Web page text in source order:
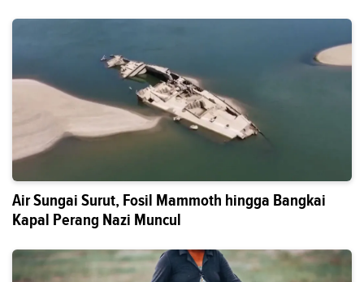
Air Sungai Surut, Fosil Mammoth hingga Bangkai
Kapal Perang Nazi Muncul